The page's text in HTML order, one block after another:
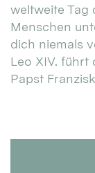
weltweite Tag
Menschen
dich niemals
Leo XIV. führt
Papst